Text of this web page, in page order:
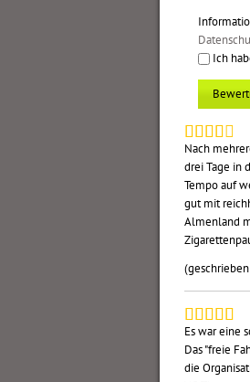
Ich
Nach
drei Tage in
Tempo auf
gut mit
Almenland
Es war eine
Das "freie
die